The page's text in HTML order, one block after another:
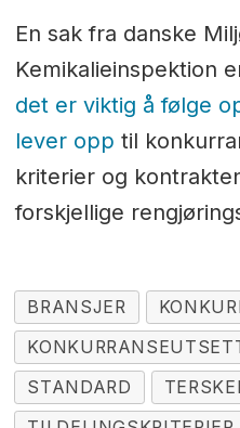
En sak fra danske
Kemikalieinspektion
det er viktig å følge
lever opp til
kriterier og
forskjellige
BRANSJER
STANDARD